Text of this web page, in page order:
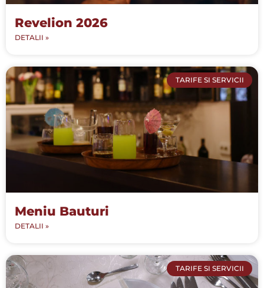
Revelion 2026
DETALII »
TARIFE SI SERVICII
Meniu Bauturi
DETALII »
TARIFE SI SERVICII